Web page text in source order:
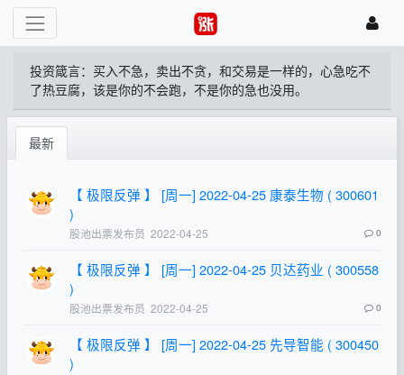
投资箴言：买入不急，卖出不贪，和交易是一样的，心急吃不
了热豆腐，该是你的不会跑，不是你的急也没用。
最新
【 极限反弹 】 [周一] 2022-04-25 康泰生物 ( 300601
)
股池出票发布员 2022-04-25 0
【 极限反弹 】 [周一] 2022-04-25 贝达药业 ( 300558
)
股池出票发布员 2022-04-25 0
【 极限反弹 】 [周一] 2022-04-25 先导智能 ( 300450
)